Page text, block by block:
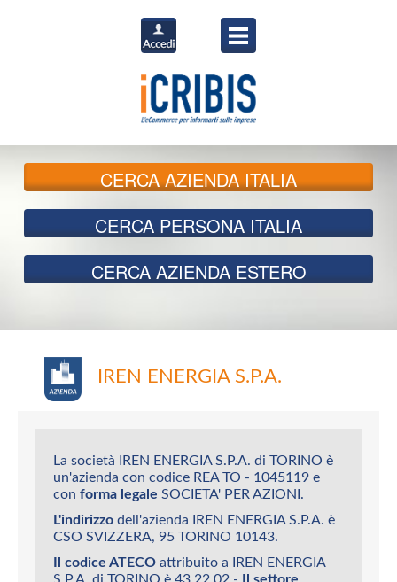
CERCAAZIENDA ITALIA
CERCA PERSONA ITALIA
CERCA AZIENDA ESTERO
IREN ENERGIA S.P.A.
La società IREN ENERGIA S.P.A. di TORINO è
un'azienda con codice REA TO - 1045119 e
con forma legale SOCIETA' PER AZIONI.
L'indirizzo dell'azienda IREN ENERGIA S.P.A. è
CSO SVIZZERA, 95 TORINO 10143.
Il codice ATECO attribuito a IREN ENERGIA
S.P.A. di TORINO è 43.22.02 - Il settore